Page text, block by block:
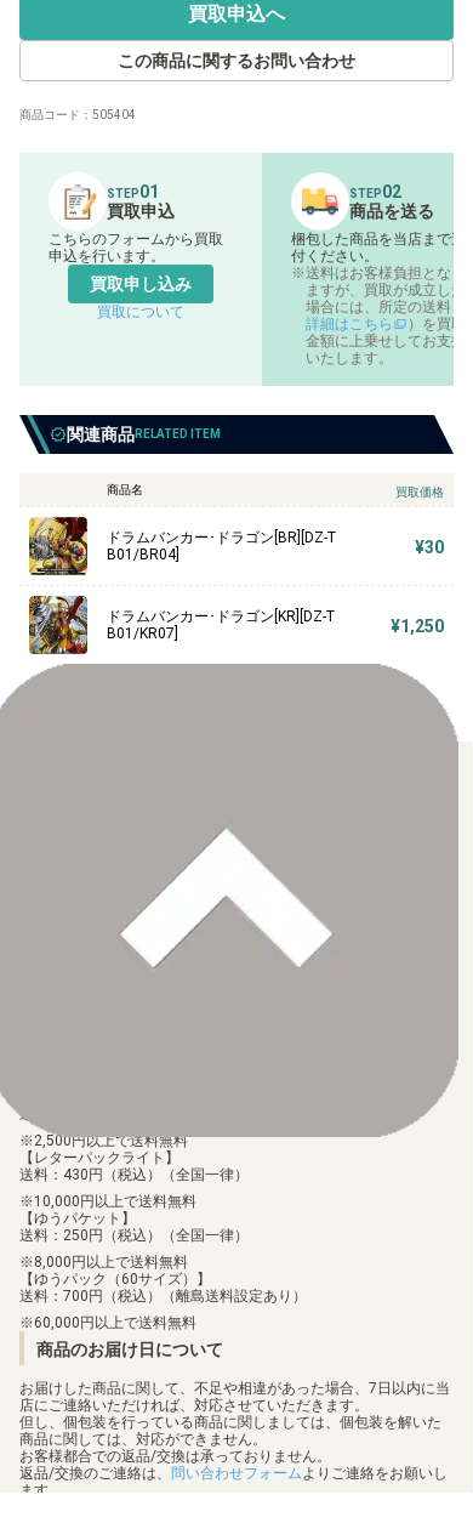
買取申込へ
この商品に関するお問い合わせ
商品コード： 505404
STEP01
買取申込
こちらのフォームから買取
申込を行います。
買取申し込み
買取について
STEP02
商品を送る
梱包した商品を当店まで送
付ください。
送料はお客様負担となり
ますが、買取が成立した
場合には、所定の送料（
詳細はこちら
）を買取
金額に上乗せしてお支払
いたします。
関連商品RELATED ITEM
商品名 買取価格
ドラムバンカー･ドラゴン[BR][DZ-T
B01/BR04]
¥30
ドラムバンカー･ドラゴン[KR][DZ-T
B01/KR07]
¥1,250
各種ブランドのカードをご利用いただけます。
【Paidy（後払い/コンビニ払い）】
お支払後の在庫確保となりますため、お早めにお支払をお願いし
なお、お支払口座は、注文確認メールに記載しております。
振込手数料はお客様負担となります。
送料：100円（税込）（全国一律）
2,500円以上で送料無料
【レターパックライト】
送料：430円（税込）（全国一律）
10,000円以上で送料無料
【ゆうパケット】
送料：250円（税込）（全国一律）
8,000円以上で送料無料
【ゆうパック（60サイズ）】
送料：700円（税込）（離島送料設定あり）
60,000円以上で送料無料
商品のお届け日について
お届けした商品に関して、不足や相違があった場合、7日以内に当
店にご連絡いただければ、対応させていただきます。
但し、個包装を行っている商品に関しましては、個包装を解いた
商品に関しては、対応ができません。
お客様都合での返品/交換は承っておりません。
返品/交換のご連絡は、 問い合わせフォームよりご連絡をお願いし
ます。